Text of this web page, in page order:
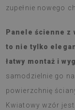
zupełnie nowego
Panele ścienne z
to nie tylko
łatwy montaż i
samodzielnie go
powierzchnię
Kwiatowy wzór